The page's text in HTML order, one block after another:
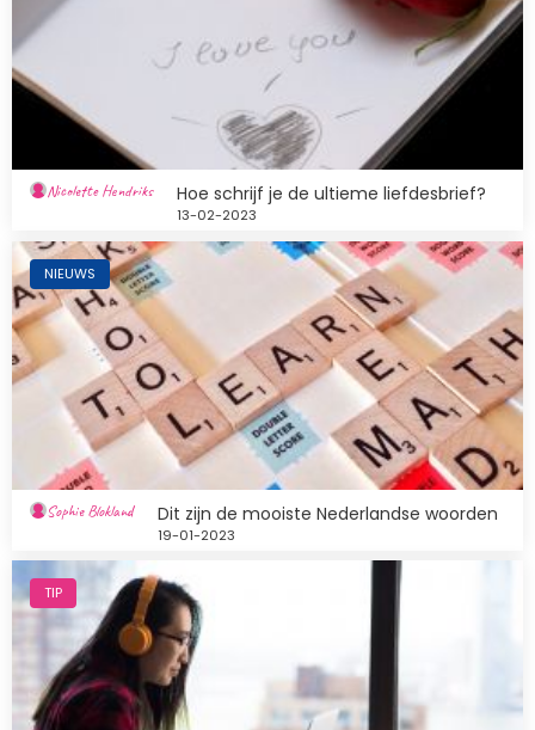
Hoe schrijf je de ultieme liefdesbrief?
Nicolette Hendriks
13-02-2023
NIEUWS
Afbeelding
Dit zijn de mooiste Nederlandse woorden
Sophie Blokland
19-01-2023
TIP
Afbeelding